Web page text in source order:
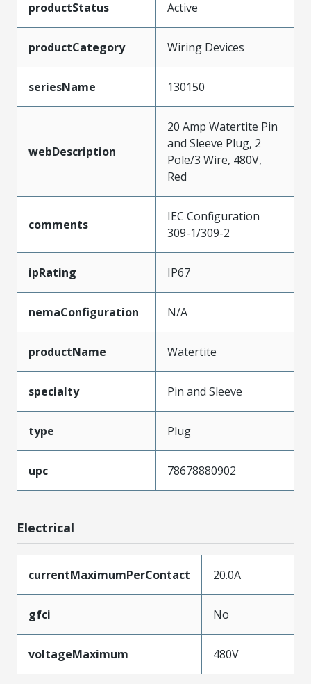
productStatus Active
productCategory Wiring Devices
seriesName 130150
webDescription
20 Amp Watertite Pin
and Sleeve Plug, 2
Pole/3 Wire, 480V,
Red
comments
IEC Configuration
309-1/309-2
ipRating IP67
nemaConfiguration N/A
productName Watertite
specialty Pin and Sleeve
type Plug
upc 78678880902
Electrical
currentMaximumPerContact 20.0A
gfci No
voltageMaximum 480V